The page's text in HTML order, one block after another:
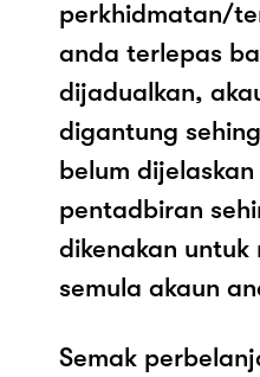
perkhidmatan/
anda terlepas
dijadualkan,
digantung
belum
pentadbiran
dikenakan untuk
semula akaun
Semak